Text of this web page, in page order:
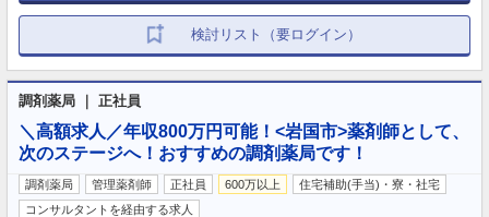
検討リスト（要ログイン）
調剤薬局 ｜ 正社員
＼高額求人／年収800万円可能！<岩国市>薬剤師として、
次のステージへ！おすすめの調剤薬局です！
調剤薬局 管理薬剤師 正社員 600万以上
住宅補助(手当)・寮・社宅
コンサルタントを経由する求人